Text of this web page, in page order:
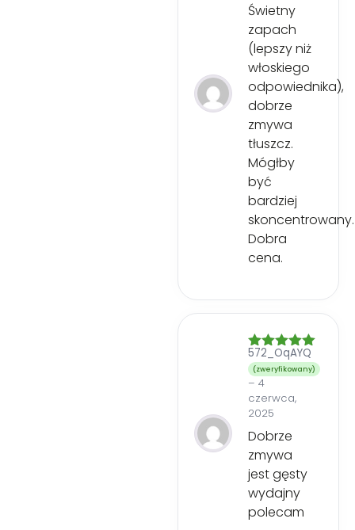
Świetny
zapach
(lepszy niż
włoskiego
odpowiednika),
dobrze
zmywa
tłuszcz.
Mógłby
być
bardziej
skoncentrowany.
Dobra
cena.
Oceniono 5
na 5
572_OqAYQ
(zweryfikowany)
– 4
czerwca,
2025
Dobrze
zmywa
jest gęsty
wydajny
polecam